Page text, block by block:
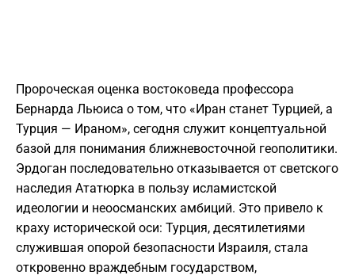
Пророческая оценка востоковеда профессора
Бернарда Льюиса о том, что «Иран станет Турцией, а
Турция — Ираном», сегодня служит концептуальной
базой для понимания ближневосточной геополитики.
Эрдоган последовательно отказывается от светского
наследия Ататюрка в пользу исламистской
идеологии и неоосманских амбиций. Это привело к
краху исторической оси: Турция, десятилетиями
служившая опорой безопасности Израиля, стала
откровенно враждебным государством,